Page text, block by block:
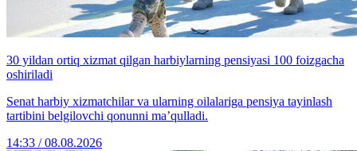
30 yildan ortiq xizmat qilgan harbiylarning pensiyasi 100 foizgacha
oshiriladi
Senat harbiy xizmatchilar va ularning oilalariga pensiya tayinlash
tartibini belgilovchi qonunni ma’qulladi.
14:33 / 08.08.2026